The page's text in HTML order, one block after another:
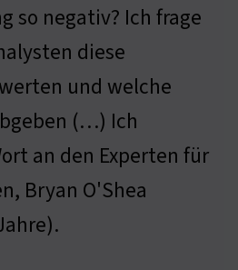
so negativ? Ich frage
diese
und welche
(…) Ich
an den Experten für
Bryan O'Shea